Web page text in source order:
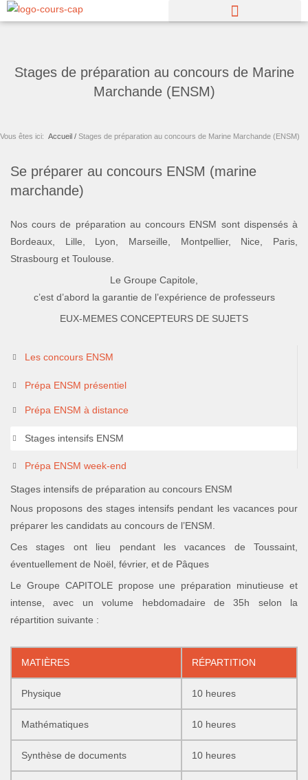
Aller
au
Stages de préparation au concours de Marine
Marchande (ENSM)
Vous êtes ici: Accueil / Stages de préparation au concours de Marine Marchande (ENSM)
Se préparer au concours ENSM (marine
marchande)
Nos cours de préparation au concours ENSM sont dispensés à
Bordeaux, Lille, Lyon, Marseille, Montpellier, Nice, Paris,
Strasbourg et Toulouse.
Le Groupe Capitole,
c’est d’abord la garantie de l’expérience de professeurs
EUX-MEMES CONCEPTEURS DE SUJETS
Les concours ENSM
Prépa ENSM présentiel
Prépa ENSM à distance
Stages intensifs ENSM
Prépa ENSM week-end
Stages intensifs de préparation au concours ENSM
Nous proposons des stages intensifs pendant les vacances pour
préparer les candidats au concours de l’ENSM.
Ces stages ont lieu pendant les vacances de Toussaint,
éventuellement de Noël, février, et de Pâques
Le Groupe CAPITOLE propose une préparation minutieuse et
intense, avec un volume hebdomadaire de 35h selon la
répartition suivante :
MATIÈRES RÉPARTITION
Physique 10 heures
Mathématiques 10 heures
Synthèse de documents 10 heures